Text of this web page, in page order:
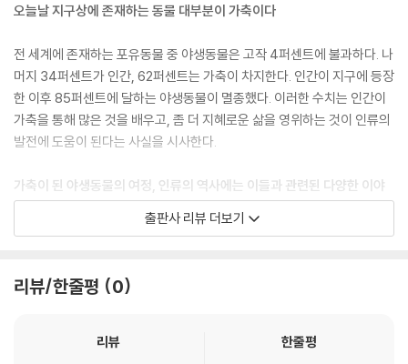
지도층 인사의 무덤에 묻혔다. 이는 당나귀가 고대 장례 의식에서 특별한
지위를 차지하고 있었음을 보여준다. 고대 이집트에서 가장 신성한 지역
중 하나인 아비도스는 저승으로 가는 문이자 순례와 매장의 중심지로, 이
집트 왕들의 무덤이 위치한 곳으로 유명하다. 이곳에서 당나귀의 온전한
골격이 발굴되었다는 사실은, 당나귀가 고대 이집트인들의 삶에 크게 기여
을 뜻한다. 더 나아가 이들은 사후세계에서도 인간과 함께하는 영성ㆍ생
존ㆍ동행을 상징하며, 우주의 중요한 요소로 여겨졌음을 보여준다.
한다. 끔찍한 십자가 처형 장면을 목격한 당나귀는, 예수가 겪는 고통을 차
우도록 해주었다.
오늘날 지구상에 존재하는 동물 대부분이 가축이다
전 세계에 존재하는 포유동물 중 야생동물은 고작 4퍼센트에 불과하다. 나
머지 34퍼센트가 인간, 62퍼센트는 가축이 차지한다. 인간이 지구에 등장
한 이후 85퍼센트에 달하는 야생동물이 멸종했다. 이러한 수치는 인간이
가축을 통해 많은 것을 배우고, 좀 더 지혜로운 삶을 영위하는 것이 인류의
발전에 도움이 된다는 사실을 시사한다.
가축이 된 야생동물의 여정, 인류의 역사에는 이들과 관련된 다양한 이야
기가 기록되었다
나르거나 인간의 이동을 돕는 교통수단으로 활용하기 위해 많은 야생동물
역할에 충실했다. 인류의 역사에는 이들과 관련된 다양한 이야기가 기록되
출판사 리뷰 더보기
리뷰/한줄평 0
리뷰
한줄평